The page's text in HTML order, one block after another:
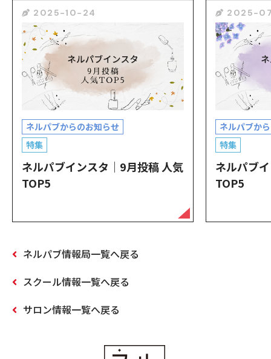
2025-10-24
ネルパブからのお知らせ
特集
ネルパブインスタ｜9月投稿 人気
TOP5
2025-
ネルパブか
特集
ネルパブ
TOP5
ネルパブ情報局一覧へ戻る
スクール情報一覧へ戻る
サロン情報一覧へ戻る